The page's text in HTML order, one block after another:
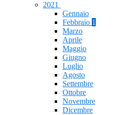
2021
Gennaio
Febbraio 1
Marzo
Aprile
Maggio
Giugno
Luglio
Agosto
Settembre
Ottobre
Novembre
Dicembre